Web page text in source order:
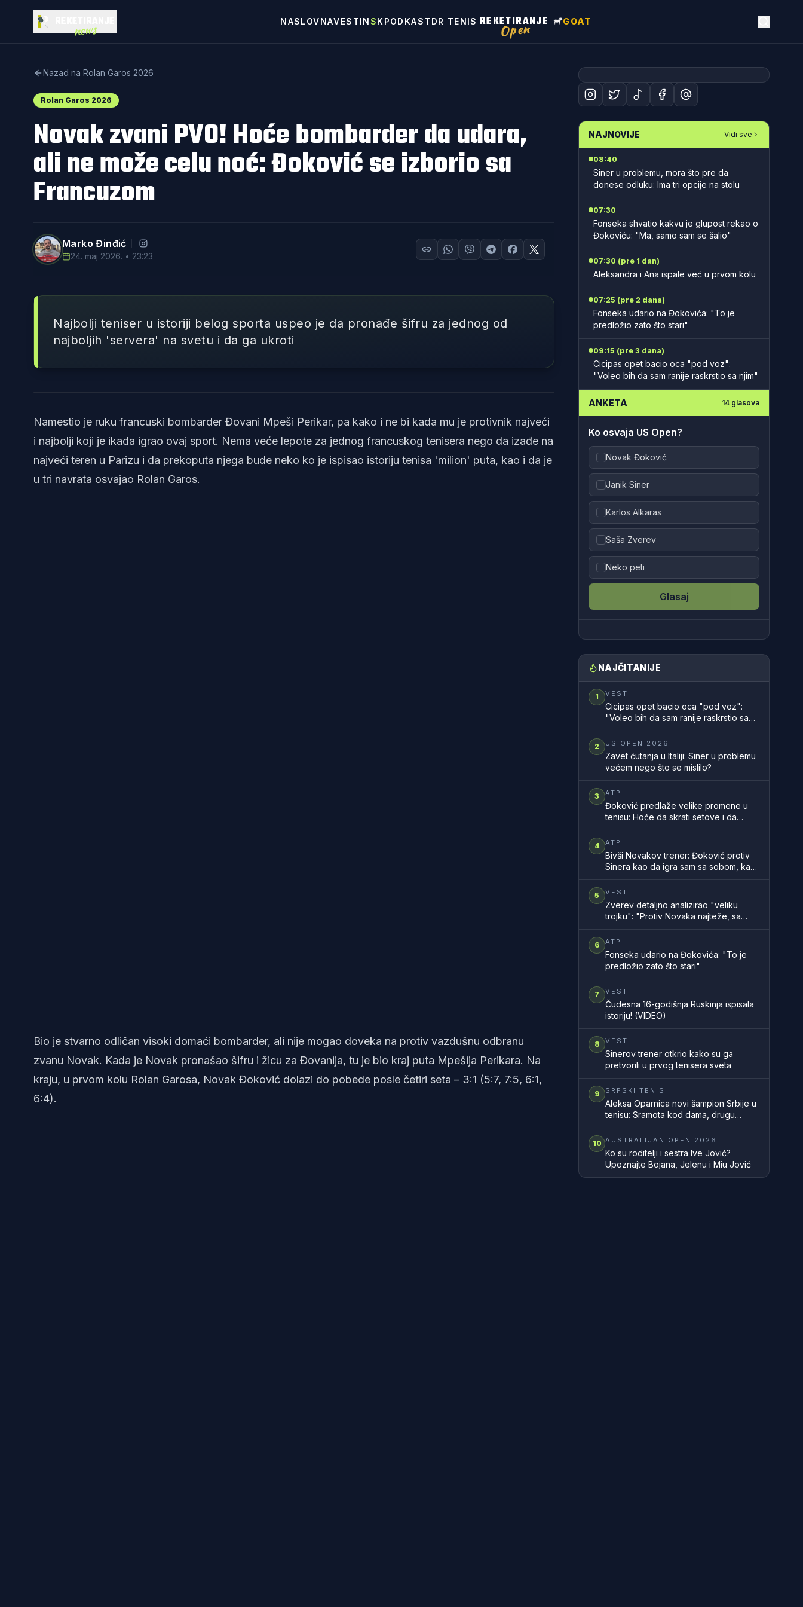
news NASLOVNAVESTIN$K PODKAST DR TENIS REKETIRANJE
Open GOAT
Nazad na Rolan Garos 2026
Rolan Garos 2026
Novak zvani PVO! Hoće bombarder da udara,
ali ne može celu noć: Đoković se izborio sa
Francuzom
Marko Đinđić
24. maj 2026. • 23:23
Najbolji teniser u istoriji belog sporta uspeo je da pronađe šifru za jednog od
najboljih 'servera' na svetu i da ga ukroti
Namestio je ruku francuski bombarder Đovani Mpeši Perikar, pa kako i ne bi kada mu je protivnik najveći
i najbolji koji je ikada igrao ovaj sport. Nema veće lepote za jednog francuskog tenisera nego da izađe na
najveći teren u Parizu i da prekoputa njega bude neko ko je ispisao istoriju tenisa 'milion' puta, kao i da je
u tri navrata osvajao Rolan Garos.
Bio je stvarno odličan visoki domaći bombarder, ali nije mogao doveka na protiv vazdušnu odbranu
zvanu Novak. Kada je Novak pronašao šifru i žicu za Đovanija, tu je bio kraj puta Mpešija Perikara. Na
kraju, u prvom kolu Rolan Garosa, Novak Đoković dolazi do pobede posle četiri seta – 3:1 (5:7, 7:5, 6:1,
6:4).
NAJNOVIJE Vidi sve
08:40
Siner u problemu, mora što pre da
donese odluku: Ima tri opcije na stolu
07:30
Fonseka shvatio kakvu je glupost rekao o
Đokoviću: "Ma, samo sam se šalio"
07:30 (pre 1 dan)
Aleksandra i Ana ispale već u prvom kolu
07:25 (pre 2 dana)
Fonseka udario na Đokovića: "To je
predložio zato što stari"
09:15 (pre 3 dana)
Cicipas opet bacio oca "pod voz":
"Voleo bih da sam ranije raskrstio sa njim"
ANKETA 14 glasova
Ko osvaja US Open?
Novak Đoković
Janik Siner
Karlos Alkaras
Saša Zverev
Neko peti
Glasaj
NAJČITANIJE
1 VESTI
Cicipas opet bacio oca "pod voz":
"Voleo bih da sam ranije raskrstio sa
2 US OPEN 2026
Zavet ćutanja u Italiji: Siner u problemu
većem nego što se mislilo?
3 ATP
Đoković predlaže velike promene u
tenisu: Hoće da skrati setove i da
4 ATP
Bivši Novakov trener: Đoković protiv
Sinera kao da igra sam sa sobom, kao
5 VESTI
Zverev detaljno analizirao "veliku
trojku": "Protiv Novaka najteže, sa
6 ATP
Fonseka udario na Đokovića: "To je
predložio zato što stari"
7 VESTI
Čudesna 16-godišnja Ruskinja ispisala
istoriju! (VIDEO)
8 VESTI
Sinerov trener otkrio kako su ga
pretvorili u prvog tenisera sveta
9 SRPSKI TENIS
Aleksa Oparnica novi šampion Srbije u
tenisu: Sramota kod dama, drugu
zemlje
10 AUSTRALIJAN OPEN 2026
Ko su roditelji i sestra Ive Jović?
Upoznajte Bojana, Jelenu i Miu Jović